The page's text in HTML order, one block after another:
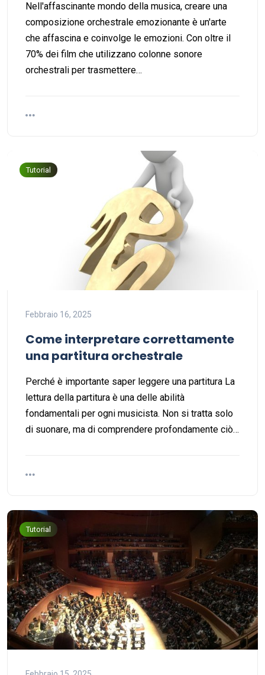
Nell'affascinante mondo della musica, creare una
composizione orchestrale emozionante è un'arte
che affascina e coinvolge le emozioni. Con oltre il
70% dei film che utilizzano colonne sonore
orchestrali per trasmettere…
Tutorial
Febbraio 16, 2025
Come interpretare correttamente
una partitura orchestrale
Perché è importante saper leggere una partitura La
lettura della partitura è una delle abilità
fondamentali per ogni musicista. Non si tratta solo
di suonare, ma di comprendere profondamente ciò…
Tutorial